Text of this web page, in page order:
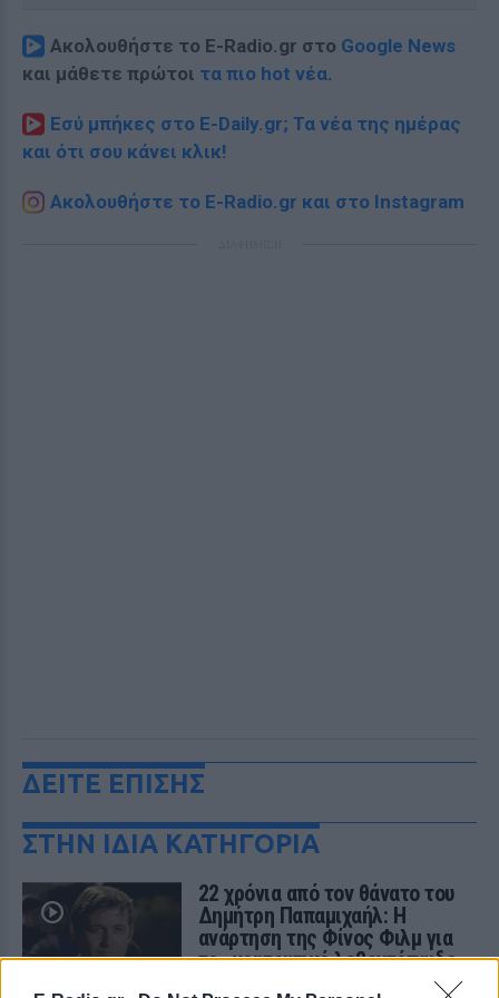
Ακολουθήστε το E-Radio.gr στο Google News
και μάθετε πρώτοι τα πιο hot νέα.
Εσύ μπήκες στο E-Daily.gr; Τα νέα της ημέρας
και ότι σου κάνει κλικ!
Ακολουθήστε το E-Radio.gr και στο Instagram
ΔΕΙΤΕ ΕΠΙΣΗΣ
ΣΤΗΝ ΙΔΙΑ ΚΑΤΗΓΟΡΙΑ
22 χρόνια από τον θάνατο του
Δημήτρη Παπαμιχαήλ: Η
ανάρτηση της Φίνος Φιλμ για
το «γοητευτικό λεβεντόπαιδο